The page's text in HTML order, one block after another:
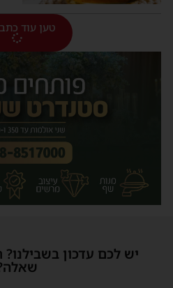
טען עוד
יש לכם עדכון בשבילנו?